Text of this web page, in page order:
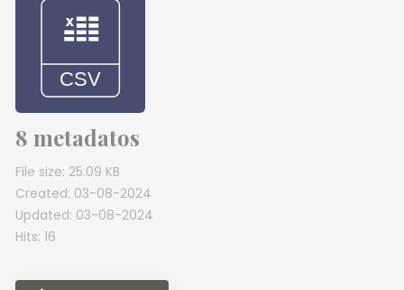
8 metadatos
File size: 25.09 KB
Created: 03-08-2024
Updated: 03-08-2024
Hits: 16